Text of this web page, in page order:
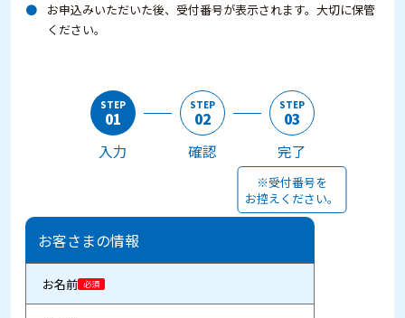
お申込みいただいた後、受付番号が表示されます。大切に保管
ください。
STEP
01
入力
STEP
02
確認
STEP
03
完了
※受付番号を
お控えください。
お客さまの情報
お名前 必須